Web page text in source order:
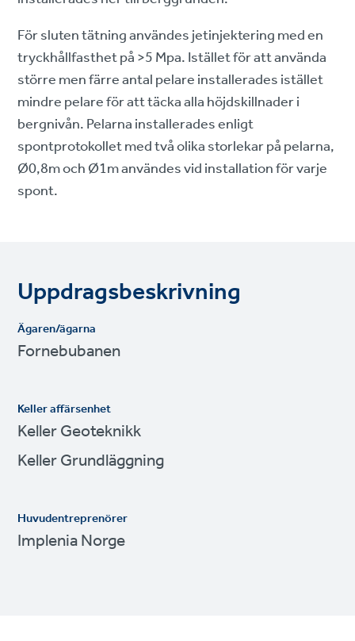
För sluten tätning användes jetinjektering med en
tryckhållfasthet på >5 Mpa. Istället för att använda
större men färre antal pelare installerades istället
mindre pelare för att täcka alla höjdskillnader i
bergnivån. Pelarna installerades enligt
spontprotokollet med två olika storlekar på pelarna,
Ø0,8m och Ø1m användes vid installation för varje
spont.
Uppdragsbeskrivning
Ägaren/ägarna
Fornebubanen
Keller affärsenhet
Keller Geoteknikk
Keller Grundläggning
Huvudentreprenörer
Implenia Norge